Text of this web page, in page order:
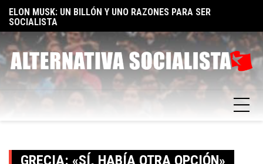
Skip
content
ELON MUSK: UN BILLÓN Y UNO RAZONES PARA SER
SOCIALISTA
GRECIA: «SÍ, HABÍA OTRA OPCIÓN»